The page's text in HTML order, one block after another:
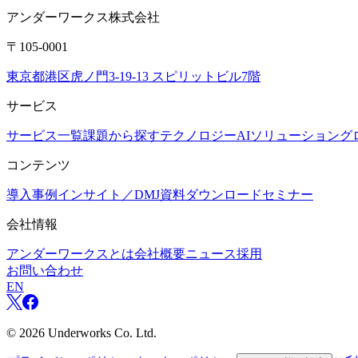
アンダーワークス株式会社
〒105-0001
東京都港区虎ノ門3-19-13 スピリットビル7階
サービス
サービス一覧課題から探すテクノロジーAIソリューショング
コンテンツ
導入事例 インサイト／DMJ資料ダウンロードセミナー
会社情報
アンダーワークスとは会社概要ニュース採用
お問い合わせ
EN
© 2026 Underworks Co. Ltd.